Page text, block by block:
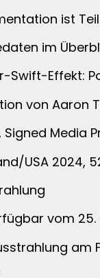
ist
im
Swift-Effekt:
von Aaron
Signed Media
USA 2024,
vom
am